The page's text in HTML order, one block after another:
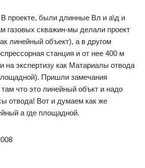
проекте, были длинные Вл и а\д и
газовых скважин-мы делали проект
линейный объект), а в другом
станция и от нее 400 м
на экспертизу как Матариалы отвода
Пришли замечания
что это линейный объкт и надо
отвода! Вот и думаем как же
а где площадной.